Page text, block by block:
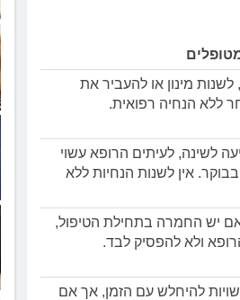
לשנות מינון או להעביר את
ללא הנחיה רפואית.
לשינה, לעיתים הרופא עשוי
אין לשנות הנחיות ללא
אם יש החמרה בתחילת הטיפול,
ולא להפסיק לבד.
להיחלש עם הזמן, אך אם